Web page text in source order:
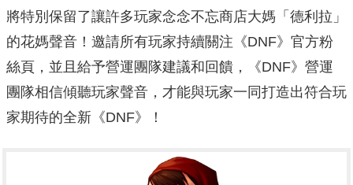
將特別保留了讓許多玩家念念不忘商店大媽「德利拉」
的花媽聲音！邀請所有玩家持續關注《DNF》官方粉
絲頁，並且給予營運團隊建議和回饋，《DNF》營運
團隊相信傾聽玩家聲音，才能與玩家一同打造出符合玩
家期待的全新《DNF》！